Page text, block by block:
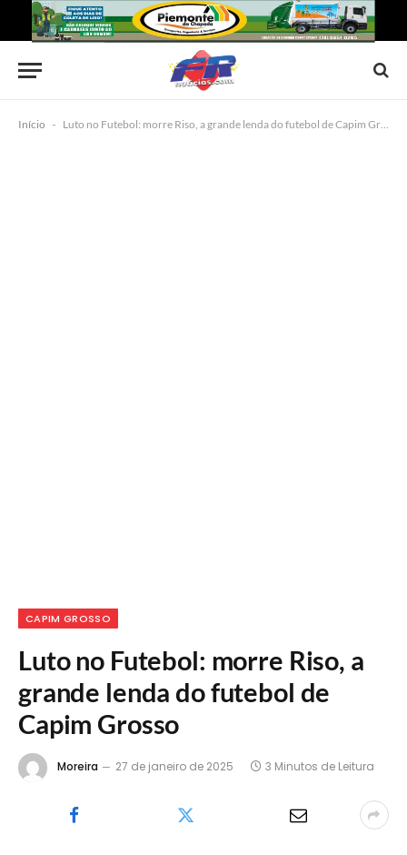
Início - Luto no Futebol: morre Riso, a grande lenda do futebol de Capim Grosso
CAPIM GROSSO
Luto no Futebol: morre Riso, a
grande lenda do futebol de
Capim Grosso
Moreira 27 de janeiro de 2025 3 Minutos de Leitura